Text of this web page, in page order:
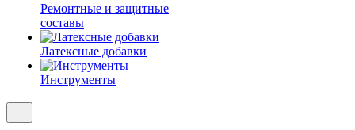
Ремонтные и защитные
составы
Латексные добавки
Инструменты